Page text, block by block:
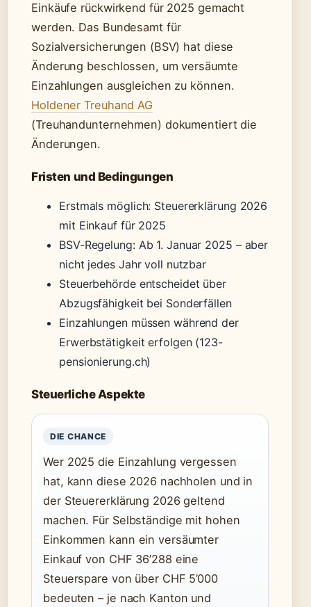
Einkäufe rückwirkend für 2025 gemacht
werden. Das Bundesamt für
Sozialversicherungen (BSV) hat diese
Änderung beschlossen, um versäumte
Einzahlungen ausgleichen zu können.
Holdener Treuhand AG
(Treuhandunternehmen) dokumentiert die
Änderungen.
Fristen und Bedingungen
Erstmals möglich: Steuererklärung 2026
mit Einkauf für 2025
BSV-Regelung: Ab 1. Januar 2025 – aber
nicht jedes Jahr voll nutzbar
Steuerbehörde entscheidet über
Abzugsfähigkeit bei Sonderfällen
Einzahlungen müssen während der
Erwerbstätigkeit erfolgen (123-
pensionierung.ch)
Steuerliche Aspekte
DIE CHANCE
Wer 2025 die Einzahlung vergessen
hat, kann diese 2026 nachholen und in
der Steuererklärung 2026 geltend
machen. Für Selbständige mit hohen
Einkommen kann ein versäumter
Einkauf von CHF 36’288 eine
Steuerspare von über CHF 5’000
bedeuten – je nach Kanton und